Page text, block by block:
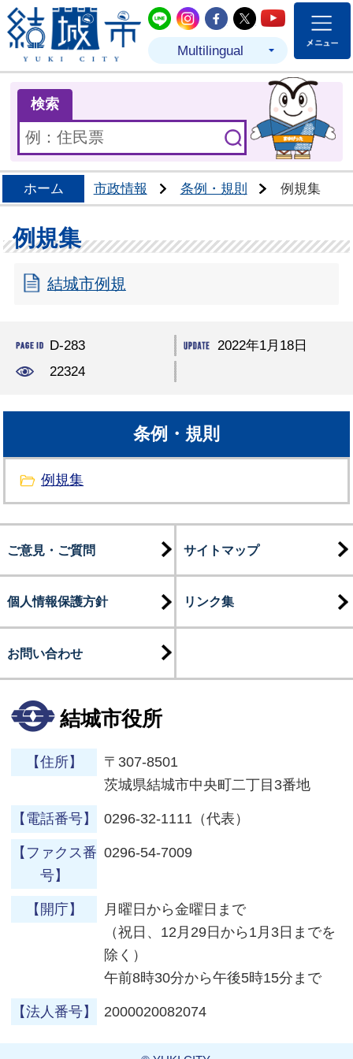
結城市公式LINE
結城市公式Instagram
結城市公式
結城市公式
結城市
Multilingual
検索
ホーム 市政情報 条例・規則 例規集
例規集
結城市例規
D-283
2022年1月18日
22324
条例・規則
例規集
ご意見・ご質問 サイトマップ
個人情報保護方針 リンク集
お問い合わせ
結城市役所
【住所】
〒307-8501
茨城県結城市中央町二丁目3番地
【電話番号】 0296-32-1111（代表）
【ファクス番
号】
0296-54-7009
【開庁】
月曜日から金曜日まで
（祝日、12月29日から1月3日までを
除く）
午前8時30分から午後5時15分まで
【法人番号】 2000020082074